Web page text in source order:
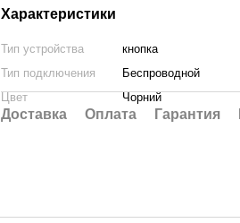
Характеристики
Тип устройства
кнопка
Тип подключения
Беспроводной
Цвет
Чорний
Доставка Оплата Гарантия